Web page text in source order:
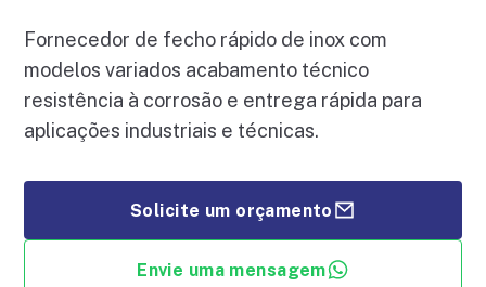
Fornecedor de fecho rápido de inox com
modelos variados acabamento técnico
resistência à corrosão e entrega rápida para
aplicações industriais e técnicas.
Solicite um orçamento
Envie uma mensagem